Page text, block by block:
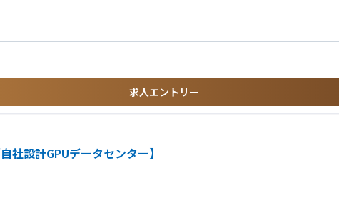
自動化
止策の推進
ョンの構築まで関わることもあります。
少なく、保険業界の歴史においても今後の日本の産業においてもインパクトを与える
、顧客との対話を通じた課題解決やプロダクト価値の向上に強いやりがいを感じる方
していくことにモチベーションのある方
ョンに共感できる方
求人エントリー
社設計GPUデータセンター】